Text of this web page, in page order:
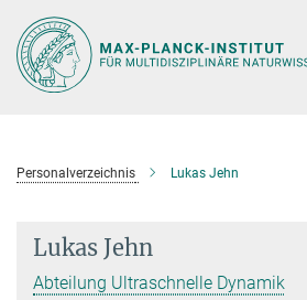
Hauptinhalt
Personalverzeichnis Lukas Jehn
Lukas Jehn
Abteilung Ultraschnelle Dynamik